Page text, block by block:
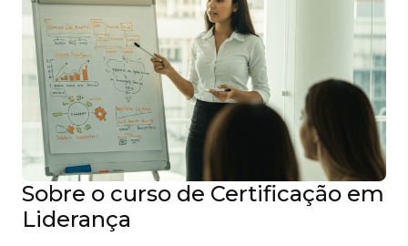
Sobre o curso de Certificação em
Liderança